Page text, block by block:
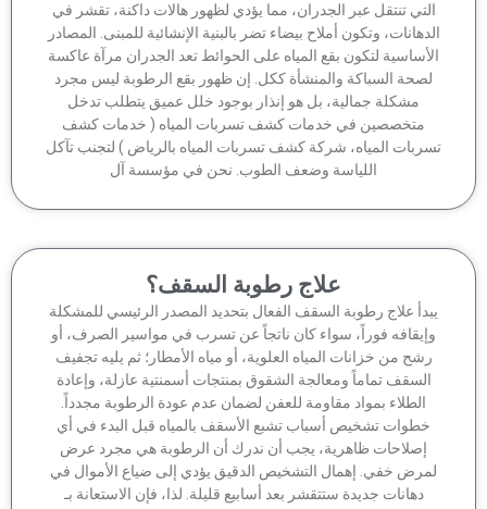
تنتقل عبر الجدران، مما يؤدي لظهور هالات داكنة، تقشر في
وتكون أملاح بيضاء تضر بالبنية الإنشائية للمبنى. المصادر
لتكون بقع المياه على الحوائط تعد الجدران مرآة عاكسة
لصحة السباكة والمنشأة ككل. إن ظهور بقع الرطوبة ليس مجرد
مشكلة جمالية، بل هو إنذار بوجود خلل عميق يتطلب تدخل
متخصصين في خدمات كشف تسربات المياه ( خدمات كشف
المياه، شركة كشف تسربات المياه بالرياض ) لتجنب تآكل
اللياسة وضعف الطوب. نحن في مؤسسة آل
علاج رطوبة السقف؟
علاج رطوبة السقف الفعال بتحديد المصدر الرئيسي للمشكلة
فوراً، سواء كان ناتجاً عن تسرب في مواسير الصرف، أو
رشح من خزانات المياه العلوية، أو مياه الأمطار؛ ثم يليه تجفيف
السقف تماماً ومعالجة الشقوق بمنتجات أسمنتية عازلة، وإعادة
الطلاء بمواد مقاومة للعفن لضمان عدم عودة الرطوبة مجدداً.
خطوات تشخيص أسباب تشبع الأسقف بالمياه قبل البدء في أي
إصلاحات ظاهرية، يجب أن ندرك أن الرطوبة هي مجرد عرض
خفي. إهمال التشخيص الدقيق يؤدي إلى ضياع الأموال في
دهانات جديدة ستتقشر بعد أسابيع قليلة. لذا، فإن الاستعانة بـ